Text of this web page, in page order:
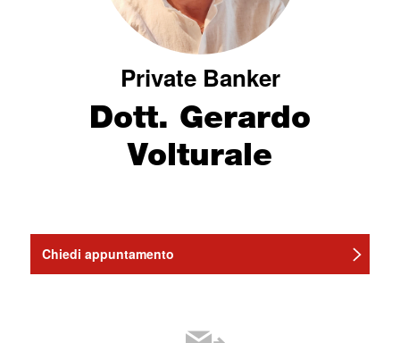
Private Banker
Dott. Gerardo
Volturale
Chiedi appuntamento